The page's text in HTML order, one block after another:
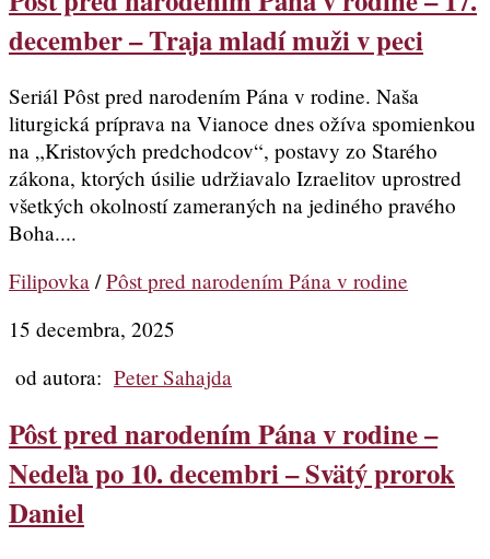
december – Traja mladí muži v peci
Seriál Pôst pred narodením Pána v rodine. Naša
liturgická príprava na Vianoce dnes ožíva spomienkou
na „Kristových predchodcov“, postavy zo Starého
zákona, ktorých úsilie udržiavalo Izraelitov uprostred
všetkých okolností zameraných na jediného pravého
Boha....
Filipovka /Pôst pred narodením Pána v rodine
15 decembra, 2025
od autora: Peter Sahajda
Pôst pred narodením Pána v rodine –
Nedeľa po 10. decembri – Svätý prorok
Daniel